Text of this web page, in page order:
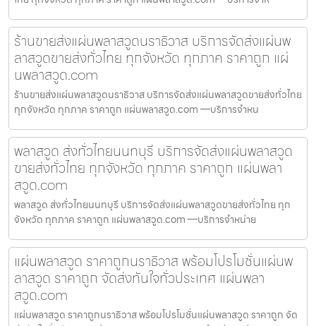
ร้านขายส่งแผ่นพลาสวูดนราธิวาส บริการจัดส่งแผ่นพ
ลาสวูดขายส่งทั่วไทย ทุกจังหวัด ทุกภาค ราคาถูก แผ่
นพลาสวูด.com
ร้านขายส่งแผ่นพลาสวูดนราธิวาส บริการจัดส่งแผ่นพลาสวูดขายส่งทั่วไทย
ทุกจังหวัด ทุกภาค ราคาถูก แผ่นพลาสวูด.com —บริการจำหน
พลาสวูด ส่งทั่วไทยนนทบุรี บริการจัดส่งแผ่นพลาสวูด
ขายส่งทั่วไทย ทุกจังหวัด ทุกภาค ราคาถูก แผ่นพลา
สวูด.com
พลาสวูด ส่งทั่วไทยนนทบุรี บริการจัดส่งแผ่นพลาสวูดขายส่งทั่วไทย ทุก
จังหวัด ทุกภาค ราคาถูก แผ่นพลาสวูด.com —บริการจำหน่าย
แผ่นพลาสวูด ราคาถูกนราธิวาส พร้อมโปรโมชั่นแผ่นพ
ลาสวูด ราคาถูก จัดส่งทันใจทั่วประเทศ แผ่นพลา
สวูด.com
แผ่นพลาสวูด ราคาถูกนราธิวาส พร้อมโปรโมชั่นแผ่นพลาสวูด ราคาถูก จัด